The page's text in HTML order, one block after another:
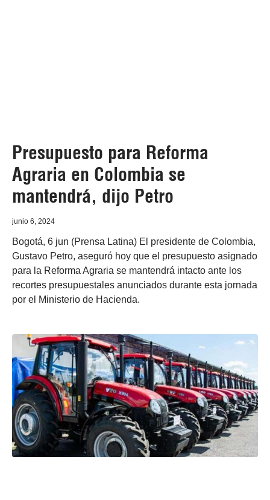
Presupuesto para Reforma
Agraria en Colombia se
mantendrá, dijo Petro
junio 6, 2024
Bogotá, 6 jun (Prensa Latina) El presidente de Colombia,
Gustavo Petro, aseguró hoy que el presupuesto asignado
para la Reforma Agraria se mantendrá intacto ante los
recortes presupuestales anunciados durante esta jornada
por el Ministerio de Hacienda.